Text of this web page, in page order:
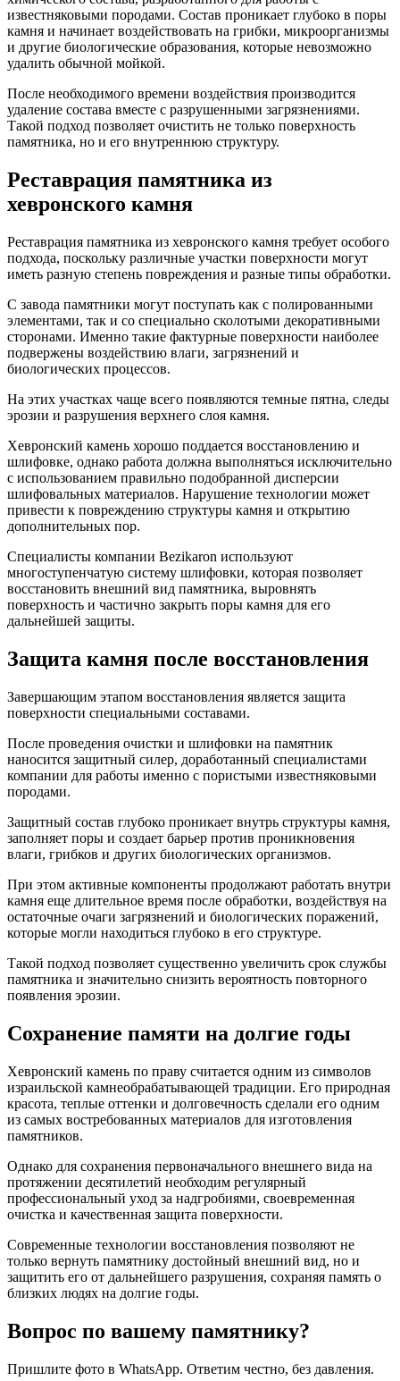
известняковыми породами. Состав проникает глубоко в поры
камня и начинает воздействовать на грибки, микроорганизмы
и другие биологические образования, которые невозможно
удалить обычной мойкой.
После необходимого времени воздействия производится
удаление состава вместе с разрушенными загрязнениями.
Такой подход позволяет очистить не только поверхность
памятника, но и его внутреннюю структуру.
Реставрация памятника из
хевронского камня
Реставрация памятника из хевронского камня требует особого
подхода, поскольку различные участки поверхности могут
иметь разную степень повреждения и разные типы обработки.
С завода памятники могут поступать как с полированными
элементами, так и со специально сколотыми декоративными
сторонами. Именно такие фактурные поверхности наиболее
подвержены воздействию влаги, загрязнений и
биологических процессов.
На этих участках чаще всего появляются темные пятна, следы
эрозии и разрушения верхнего слоя камня.
Хевронский камень хорошо поддается восстановлению и
шлифовке, однако работа должна выполняться исключительно
с использованием правильно подобранной дисперсии
шлифовальных материалов. Нарушение технологии может
привести к повреждению структуры камня и открытию
дополнительных пор.
Специалисты компании Bezikaron используют
многоступенчатую систему шлифовки, которая позволяет
восстановить внешний вид памятника, выровнять
поверхность и частично закрыть поры камня для его
дальнейшей защиты.
Защита камня после восстановления
Завершающим этапом восстановления является защита
поверхности специальными составами.
После проведения очистки и шлифовки на памятник
наносится защитный силер, доработанный специалистами
компании для работы именно с пористыми известняковыми
породами.
Защитный состав глубоко проникает внутрь структуры камня,
заполняет поры и создает барьер против проникновения
влаги, грибков и других биологических организмов.
При этом активные компоненты продолжают работать внутри
камня еще длительное время после обработки, воздействуя на
остаточные очаги загрязнений и биологических поражений,
которые могли находиться глубоко в его структуре.
Такой подход позволяет существенно увеличить срок службы
памятника и значительно снизить вероятность повторного
появления эрозии.
Сохранение памяти на долгие годы
Хевронский камень по праву считается одним из символов
израильской камнеобрабатывающей традиции. Его природная
красота, теплые оттенки и долговечность сделали его одним
из самых востребованных материалов для изготовления
памятников.
Однако для сохранения первоначального внешнего вида на
протяжении десятилетий необходим регулярный
профессиональный уход за надгробиями, своевременная
очистка и качественная защита поверхности.
Современные технологии восстановления позволяют не
только вернуть памятнику достойный внешний вид, но и
защитить его от дальнейшего разрушения, сохраняя память о
близких людях на долгие годы.
Вопрос по вашему памятнику?
Пришлите фото в WhatsApp. Ответим честно, без давления.